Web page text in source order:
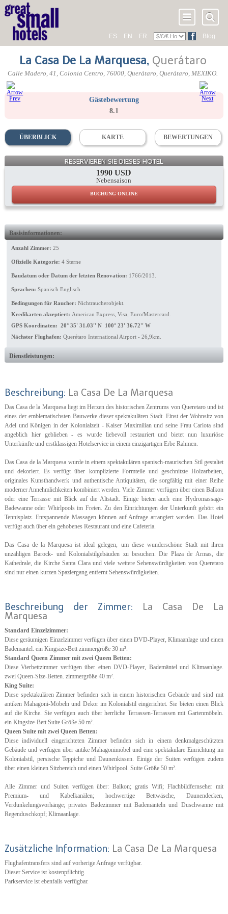
ES EN FR Blog
La Casa De La Marquesa, Querátaro
Calle Madero, 41, Colonia Centro, 76000, Querátaro,Querátaro,MEXIKO.
Gästebewertung
8.1
ÜBERBLICK KARTE BEWERTUNGEN
RESERVIEREN SIE DIESES HOTEL
1990 USD
Nebensaison
BUCHUNG ONLINE
Basisinformationen:
Anzahl Zimmer: 25
Ofizielle Kategorie: 4 Sterne
Baudatum oder Datum der letzten Renovation: 1766/2013.
Sprachen: Spanisch Englisch.
Bedingungen für Raucher: Nichtraucherobjekt.
Kredikarten akzeptiert: American Express, Visa, Euro/Mastercard.
GPS Koordinaten: 20° 35' 31.03'' N 100° 23' 36.72'' W
Nächster Flughafen: Querétaro International Airport - 26,9km.
Dienstleistungen:
Beschreibung: La Casa De La Marquesa
Das Casa de la Marquesa liegt im Herzen des historischen Zentrums von Queretaro und ist
eines der emblematischsten Bauwerke dieser spektakulären Stadt. Einst der Wohnsitz von
Adel und Königen in der Kolonialzeit - Kaiser Maximilian und seine Frau Carlota sind
angeblich hier geblieben - es wurde liebevoll restauriert und bietet nun luxuriöse
Unterkünfte und erstklassigen Hotelservice in einem einzigartigen Erbe Rahmen.
Das Casa de la Marquesa wurde in einem spektakulären spanisch-maurischen Stil gestaltet
und dekoriert. Es verfügt über komplizierte Formteile und geschnitzte Holzarbeiten,
originales Kunsthandwerk und authentische Antiquitäten, die sorgfältig mit einer Reihe
moderner Annehmlichkeiten kombiniert werden. Viele Zimmer verfügen über einen Balkon
oder eine Terrasse mit Blick auf die Altstadt. Einige bieten auch eine Hydromassage-
Badewanne oder Whirlpools im Freien. Zu den Einrichtungen der Unterkunft gehört ein
Tennisplatz. Entspannende Massagen können auf Anfrage arrangiert werden. Das Hotel
verfügt auch über ein gehobenes Restaurant und eine Cafeteria.
Das Casa de la Marquesa ist ideal gelegen, um diese wunderschöne Stadt mit ihren
unzähligen Barock- und Kolonialstilgebäuden zu besuchen. Die Plaza de Armas, die
Kathedrale, die Kirche Santa Clara und viele weitere Sehenswürdigkeiten von Queretaro
sind nur einen kurzen Spaziergang entfernt Sehenswürdigkeiten.
Beschreibung der Zimmer:
La Casa De La
Marquesa
Standard Einzelzimmer:
Diese geräumigen Einzelzimmer verfügen über einen DVD-Player, Klimaanlage und einen
Bademantel. ein Kingsize-Bett zimmergröße 30 m².
Standard Queen Zimmer mit zwei Queen Betten:
Diese Vierbettzimmer verfügen über einen DVD-Player, Bademäntel und Klimaanlage.
zwei Queen-Size-Betten. zimmergröße 40 m².
King Suite:
Diese spektakulären Zimmer befinden sich in einem historischen Gebäude und sind mit
antiken Mahagoni-Möbeln und Dekor im Kolonialstil eingerichtet. Sie bieten einen Blick
auf die Kirche. Sie verfügen auch über herrliche Terrassen-Terrassen mit Gartenmöbeln.
ein Kingsize-Bett Suite Größe 50 m².
Queen Suite mit zwei Queen Betten:
Diese individuell eingerichteten Zimmer befinden sich in einem denkmalgeschützten
Gebäude und verfügen über antike Mahagonimöbel und eine spektakuläre Einrichtung im
Kolonialstil, persische Teppiche und Daunenkissen. Einige der Suiten verfügen zudem
über einen kleinen Sitzbereich und einen Whirlpool. Suite Größe 50 m².
Alle Zimmer und Suiten verfügen über: Balkon; gratis Wifi; Flachbildfernseher mit
Premium- und Kabelkanälen; hochwertige Bettwäsche, Daunendecken,
Verdunkelungsvorhänge; privates Badezimmer mit Bademänteln und Duschwanne mit
Regenduschkopf; Klimaanlage.
Zusätzliche Information: La Casa De La Marquesa
Flughafentransfers sind auf vorherige Anfrage verfügbar.
Dieser Service ist kostenpflichtig.
Parkservice ist ebenfalls verfügbar.